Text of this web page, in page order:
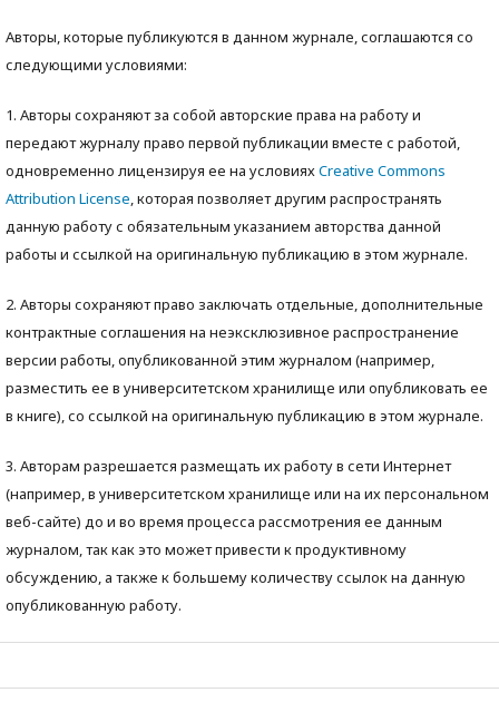
Авторы, которые публикуются в данном журнале, соглашаются со
следующими условиями:
1. Авторы сохраняют за собой авторские права на работу и
передают журналу право первой публикации вместе с работой,
одновременно лицензируя ее на условияхCreative Commons
Attribution License, которая позволяет другим распространять
данную работу с обязательным указанием авторства данной
работы и ссылкой на оригинальную публикацию в этом журнале.
2. Авторы сохраняют право заключать отдельные, дополнительные
контрактные соглашения на неэксклюзивное распространение
версии работы, опубликованной этим журналом (например,
разместить ее в университетском хранилище или опубликовать ее
в книге), со ссылкой на оригинальную публикацию в этом журнале.
3. Авторам разрешается размещать их работу в сети Интернет
(например, в университетском хранилище или на их персональном
веб-сайте) до и во время процесса рассмотрения ее данным
журналом, так как это может привести к продуктивному
обсуждению, а также к большему количеству ссылок на данную
опубликованную работу.